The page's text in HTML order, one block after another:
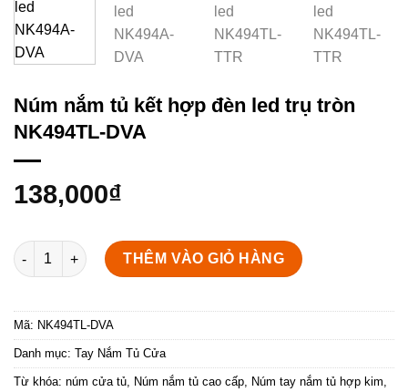
Núm nắm tủ kết hợp đèn led trụ tròn
NK494TL-DVA
138,000₫
Núm nắm tủ kết hợp đèn led trụ tròn NK494TL-DVA số lượng
THÊM VÀO GIỎ HÀNG
Mã: NK494TL-DVA
Danh mục: Tay Nắm Tủ Cửa
Từ khóa: núm cửa tủ, Núm nắm tủ cao cấp, Núm tay nắm tủ hợp kim,